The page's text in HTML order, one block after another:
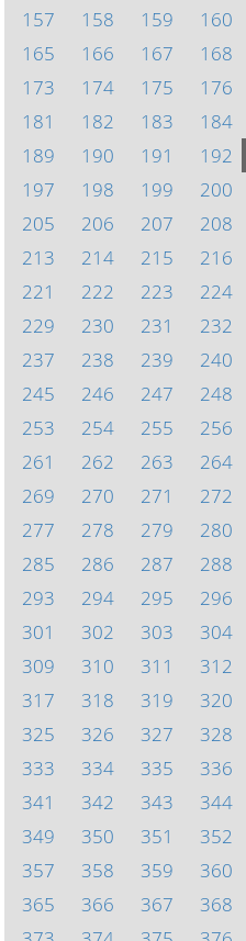
157
158 159 160
165
166 167 168
173
174 175 176
181
182 183 184
189
190 191 192
197
198 199 200
205
206 207 208
213
214 215 216
221
222 223 224
229
230 231 232
237
238 239 240
245
246 247 248
253
254 255 256
261
262 263 264
269
270 271 272
277
278 279 280
285
286 287 288
293
294 295 296
301
302 303 304
309
310 311 312
317
318 319 320
325
326 327 328
333
334 335 336
341
342 343 344
349
350 351 352
357
358 359 360
365
366 367 368